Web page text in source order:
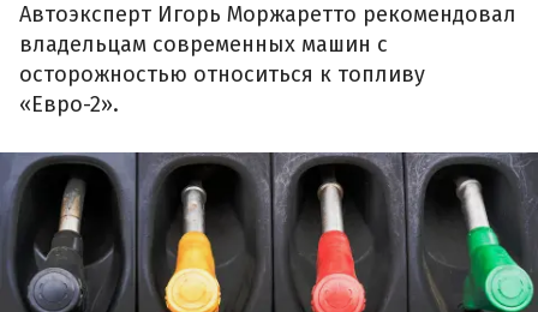
Автоэксперт Игорь Моржаретто рекомендовал
владельцам современных машин с
осторожностью относиться к топливу
«Евро-2».